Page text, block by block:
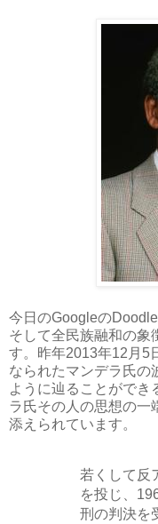
今日のGoogleの
そして全民族融和の象
す。昨年2013年12月5
なられたマンデラ氏の
ように辿ることができ
ラ氏その人の思想の一
添えられています。
若くして反
を投じ、
刑の判決を